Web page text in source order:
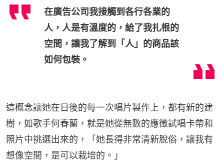
在廣告公司我接觸到各行各業的
人，人是有溫度的，給了我扎根的
空間，讓我了解到「人」的商品該
如何包裝。
這概念讓她在日後的每一次唱片製作上，都有新的建
樹，如歌手何春蘭，就是她從無數的應徵試唱卡帶和
照片中挑選出來的，「她長得非常清新脫俗，讓我有
想像空間，是可以栽培的。」